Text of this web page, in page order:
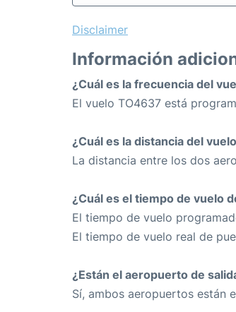
Disclaimer
Información
¿Cuál es la frecuencia del
El vuelo TO4637 está
¿Cuál es la distancia del
La distancia entre los dos
¿Cuál es el tiempo de vuelo
El tiempo de vuelo
El tiempo de vuelo real de
¿Están el aeropuerto de
Sí, ambos aeropuertos están